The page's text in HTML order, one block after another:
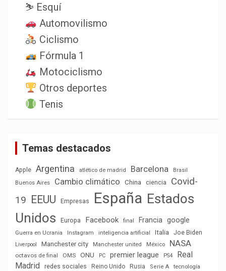
⛷️ Esquí
Automovilismo
Ciclismo
Fórmula 1
Motociclismo
Otros deportes
Tenis
Temas destacados
Apple Argentina atlético de madrid Barcelona
Brasil
Buenos Aires
Cambio climático China ciencia
Covid-
19 EEUU Empresas España Estados
Unidos
Europa Facebook final Francia google
Guerra en Ucrania Instagram inteligencia artificial Italia Joe Biden
Liverpool Manchester city Manchester united México NASA
octavos de final OMS ONU PC premier league PS4
Real
Madrid
redes sociales Reino Unido Rusia Serie A
tecnología